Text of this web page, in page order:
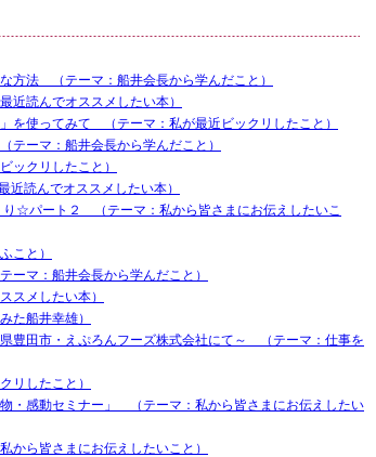
方法 （テーマ：船井会長から学んだこと）
読んでオススメしたい本）
を使ってみて （テーマ：私が最近ビックリしたこと）
ーマ：船井会長から学んだこと）
ックリしたこと）
読んでオススメしたい本）
り☆パート２ （テーマ：私から皆さまにお伝えしたいこ
こと）
マ：船井会長から学んだこと）
スメしたい本）
た船井幸雄）
豊田市・えぷろんフーズ株式会社にて～ （テーマ：仕事を
リしたこと）
・感動セミナー」 （テーマ：私から皆さまにお伝えしたい
ら皆さまにお伝えしたいこと）